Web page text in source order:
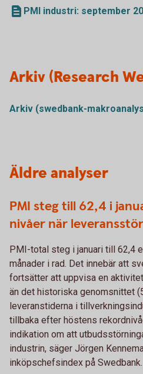
PMI industri: september
Arkiv (Research
Arkiv (swedbank-
Äldre analyser
PMI steg till 62,4 i
nivåer när
PMI-total steg i januari till 62,4
månader i rad. Det innebär att
fortsätter att uppvisa en
än det historiska genomsnittet
leveranstiderna i
tillbaka efter höstens
indikation om att
industrin, säger Jörgen
inköpschefsindex på Swedbank.